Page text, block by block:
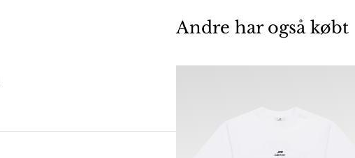
Andre har også købt